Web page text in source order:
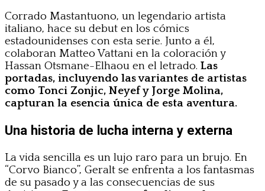
Corrado Mastantuono, un legendario artista
italiano, hace su debut en los cómics
estadounidenses con esta serie. Junto a él,
colaboran Matteo Vattani en la coloración y
Hassan Otsmane-Elhaou en el letrado. Las
portadas, incluyendo las variantes de artistas
como Tonci Zonjic, Neyef y Jorge Molina,
capturan la esencia única de esta aventura.
Una historia de lucha interna y externa
La vida sencilla es un lujo raro para un brujo. En
“Corvo Bianco”, Geralt se enfrenta a los fantasmas
de su pasado y a las consecuencias de sus